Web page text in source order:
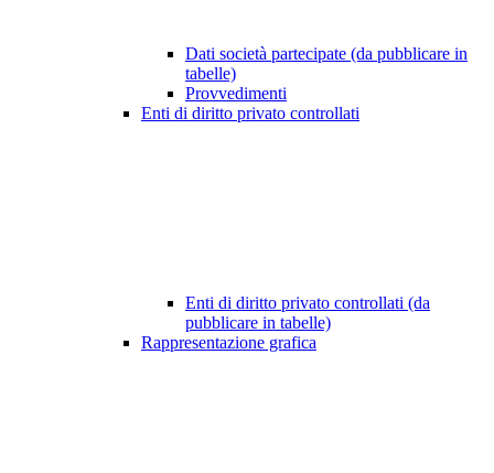
Dati società partecipate (da pubblicare in
tabelle)
Provvedimenti
Enti di diritto privato controllati
Enti di diritto privato controllati (da
pubblicare in tabelle)
Rappresentazione grafica